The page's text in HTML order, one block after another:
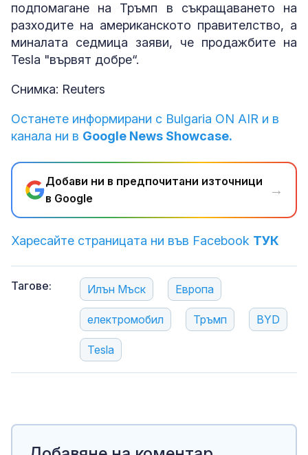
подпомагане на Тръмп в съкращаването на
разходите на американското правителство, а
миналата седмица заяви, че продажбите на
Tesla "вървят добре“.
Снимка: Reuters
Останете информирани с Bulgaria ON AIR и в
канала ни в Google News Showcase.
Добави ни в предпочитани източници
в Google
→
Харесайте страницата ни във Facebook ТУК
Тагове: Илън Мъск Европа
електромобил Тръмп BYD
Tesla